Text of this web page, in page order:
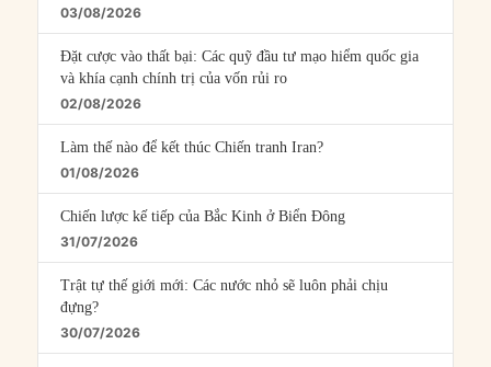
03/08/2026
Đặt cược vào thất bại: Các quỹ đầu tư mạo hiểm quốc gia
và khía cạnh chính trị của vốn rủi ro
02/08/2026
Làm thế nào để kết thúc Chiến tranh Iran?
01/08/2026
Chiến lược kế tiếp của Bắc Kinh ở Biển Đông
31/07/2026
Trật tự thế giới mới: Các nước nhỏ sẽ luôn phải chịu
đựng?
30/07/2026